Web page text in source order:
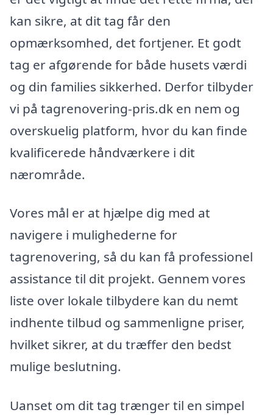
kan sikre, at dit tag får den
opmærksomhed, det fortjener. Et godt
tag er afgørende for både husets værdi
og din families sikkerhed. Derfor tilbyder
vi på tagrenovering-pris.dk en nem og
overskuelig platform, hvor du kan finde
kvalificerede håndværkere i dit
nærområde.
Vores mål er at hjælpe dig med at
navigere i mulighederne for
tagrenovering, så du kan få professionel
assistance til dit projekt. Gennem vores
liste over lokale tilbydere kan du nemt
indhente tilbud og sammenligne priser,
hvilket sikrer, at du træffer den bedst
mulige beslutning.
Uanset om dit tag trænger til en simpel